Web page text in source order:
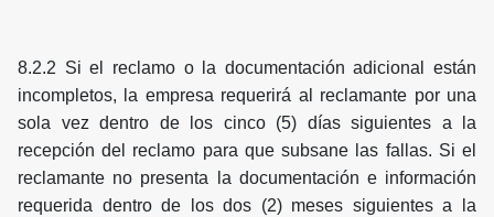
8.2.2 Si el reclamo o la documentación adicional están
incompletos, la empresa requerirá al reclamante por una
sola vez dentro de los cinco (5) días siguientes a la
recepción del reclamo para que subsane las fallas. Si el
reclamante no presenta la documentación e información
requerida dentro de los dos (2) meses siguientes a la